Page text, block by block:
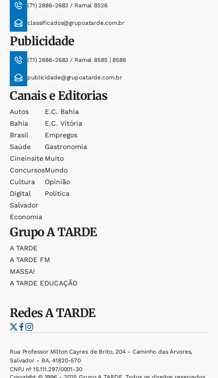
(71) 2886-2683 / Ramal 8526
classificados@grupoatarde.com.br
Publicidade
(71) 2886-2683 / Ramal 8585 | 8586
publicidade@grupoatarde.com.br
Canais e Editorias
Autos
Bahia
Brasil
Saúde
Cineinsite
Concursos
Cultura
Digital
Salvador
Economia
E.c. Bahia
E.c. Vitória
Empregos
Gastronomia
Muito
Mundo
Opinião
Política
GrupoA TARDE
A TARDE
A TARDE FM
MASSA!
A TARDE EDUCAÇÃO
RedesA TARDE
Rua Professor Milton Cayres de Brito, 204 - Caminho das Árvores,
Salvador - BA, 41820-570
CNPJ nº 15.111.297/0001-30